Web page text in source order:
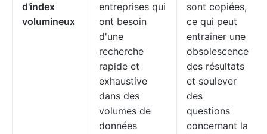
d'index
volumineux
entreprises qui
ont besoin
d'une
recherche
rapide et
exhaustive
dans des
volumes de
données
sont copiées,
ce qui peut
entraîner une
obsolescence
des résultats
et soulever
des
questions
concernant la